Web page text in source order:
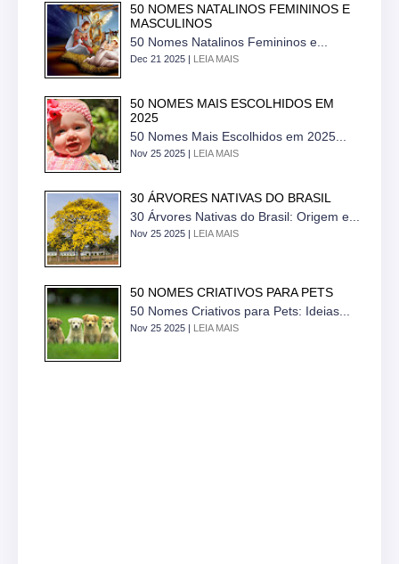
50 NOMES NATALINOS FEMININOS E
MASCULINOS
50 Nomes Natalinos Femininos e...
Dec 21 2025 | LEIA MAIS
50 NOMES MAIS ESCOLHIDOS EM
2025
50 Nomes Mais Escolhidos em 2025...
Nov 25 2025 | LEIA MAIS
30 ÁRVORES NATIVAS DO BRASIL
30 Árvores Nativas do Brasil: Origem e...
Nov 25 2025 | LEIA MAIS
50 NOMES CRIATIVOS PARA PETS
50 Nomes Criativos para Pets: Ideias...
Nov 25 2025 | LEIA MAIS